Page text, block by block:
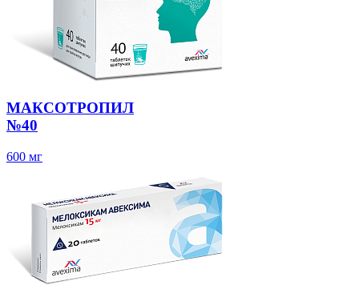
МАКСОТРОПИЛ
№40
600 мг